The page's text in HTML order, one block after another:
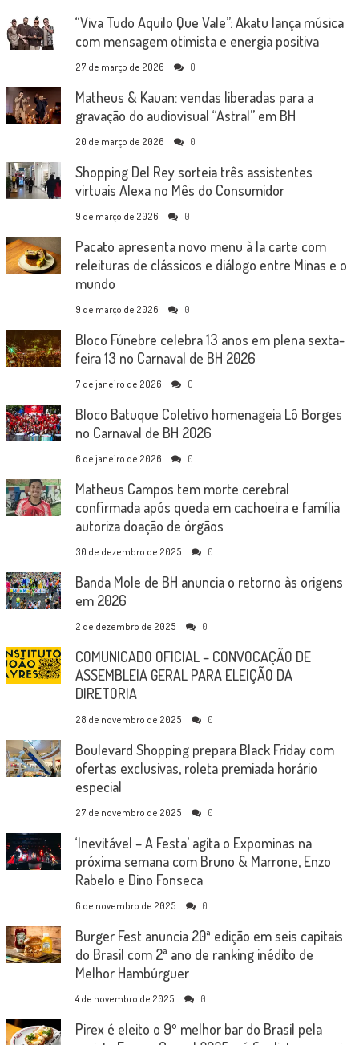
“Viva Tudo Aquilo Que Vale”: Akatu lança música
com mensagem otimista e energia positiva
27 de março de 2026 0
Matheus & Kauan: vendas liberadas para a
gravação do audiovisual “Astral” em BH
20 de março de 2026 0
Shopping Del Rey sorteia três assistentes
virtuais Alexa no Mês do Consumidor
9 de março de 2026 0
Pacato apresenta novo menu à la carte com
releituras de clássicos e diálogo entre Minas e o
mundo
9 de março de 2026 0
Bloco Fúnebre celebra 13 anos em plena sexta-
feira 13 no Carnaval de BH 2026
7 de janeiro de 2026 0
Bloco Batuque Coletivo homenageia Lô Borges
no Carnaval de BH 2026
6 de janeiro de 2026 0
Matheus Campos tem morte cerebral
confirmada após queda em cachoeira e família
autoriza doação de órgãos
30 de dezembro de 2025 0
Banda Mole de BH anuncia o retorno às origens
em 2026
2 de dezembro de 2025 0
COMUNICADO OFICIAL – CONVOCAÇÃO DE
ASSEMBLEIA GERAL PARA ELEIÇÃO DA
DIRETORIA
28 de novembro de 2025 0
Boulevard Shopping prepara Black Friday com
ofertas exclusivas, roleta premiada horário
especial
27 de novembro de 2025 0
‘Inevitável – A Festa’ agita o Expominas na
próxima semana com Bruno & Marrone, Enzo
Rabelo e Dino Fonseca
6 de novembro de 2025 0
Burger Fest anuncia 20ª edição em seis capitais
do Brasil com 2ª ano de ranking inédito de
Melhor Hambúrguer
4 de novembro de 2025 0
Pirex é eleito o 9º melhor bar do Brasil pela